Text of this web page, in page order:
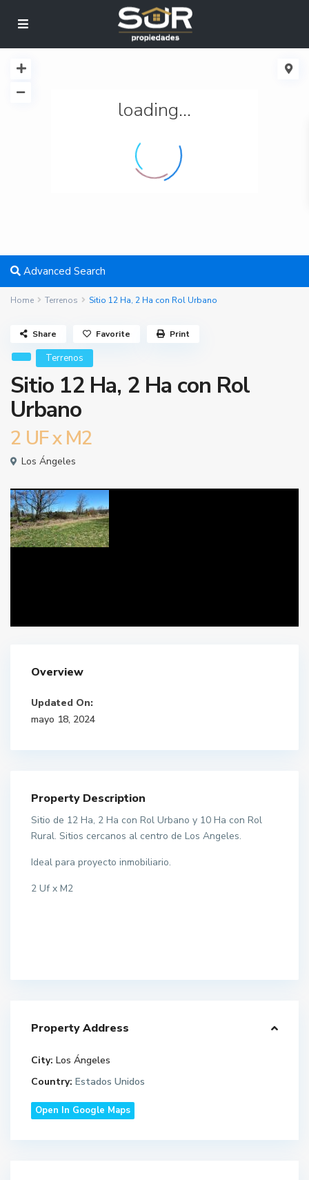
loading...
Advanced Search
Home Terrenos Sitio 12 Ha, 2 Ha con Rol Urbano
Terrenos
Sitio 12 Ha, 2 Ha con Rol
Urbano
2 UF x M2
Los Ángeles
Share Favorite Print
Overview
Updated On:
mayo 18, 2024
Property Description
Sitio de 12 Ha, 2 Ha con Rol Urbano y 10 Ha con Rol
Rural. Sitios cercanos al centro de Los Angeles.
Ideal para proyecto inmobiliario.
2 Uf x M2
Property Address
City: Los Ángeles
Country: Estados Unidos
Open In Google Maps